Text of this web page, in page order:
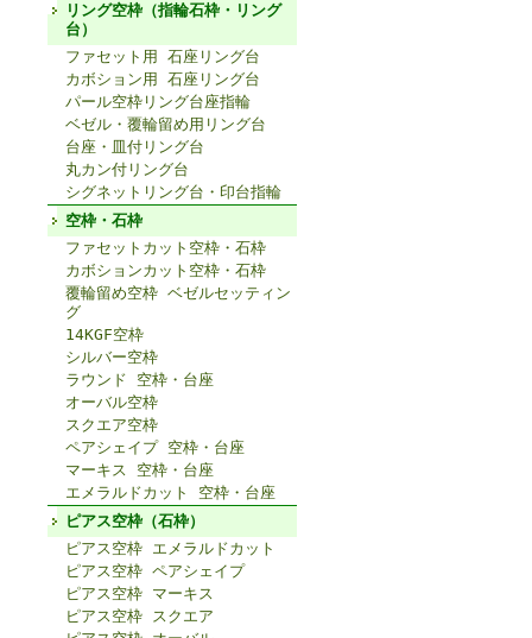
リング空枠（指輪石枠・リング
台）
ファセット用 石座リング台
カボション用 石座リング台
パール空枠リング台座指輪
ベゼル・覆輪留め用リング台
台座・皿付リング台
丸カン付リング台
シグネットリング台・印台指輪
空枠・石枠
ファセットカット空枠・石枠
カボションカット空枠・石枠
覆輪留め空枠 ベゼルセッティン
グ
14KGF空枠
シルバー空枠
ラウンド 空枠・台座
オーバル空枠
スクエア空枠
ペアシェイプ 空枠・台座
マーキス 空枠・台座
エメラルドカット 空枠・台座
ピアス空枠（石枠）
ピアス空枠 エメラルドカット
ピアス空枠 ペアシェイプ
ピアス空枠 マーキス
ピアス空枠 スクエア